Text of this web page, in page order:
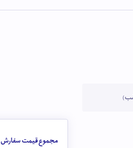
مجموع قیمت سفارش